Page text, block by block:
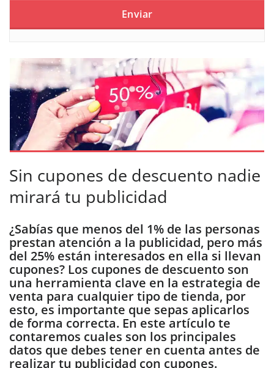
Sin cupones de descuento nadie
mirará tu publicidad
¿Sabías que menos del 1% de las personas
prestan atención a la publicidad, pero más
del 25% están interesados ​​en ella si llevan
cupones? Los cupones de descuento son
una herramienta clave en la estrategia de
venta para cualquier tipo de tienda, por
esto, es importante que sepas aplicarlos
de forma correcta. En este artículo te
contaremos cuales son los principales
datos que debes tener en cuenta antes de
realizar tu publicidad con cupones.